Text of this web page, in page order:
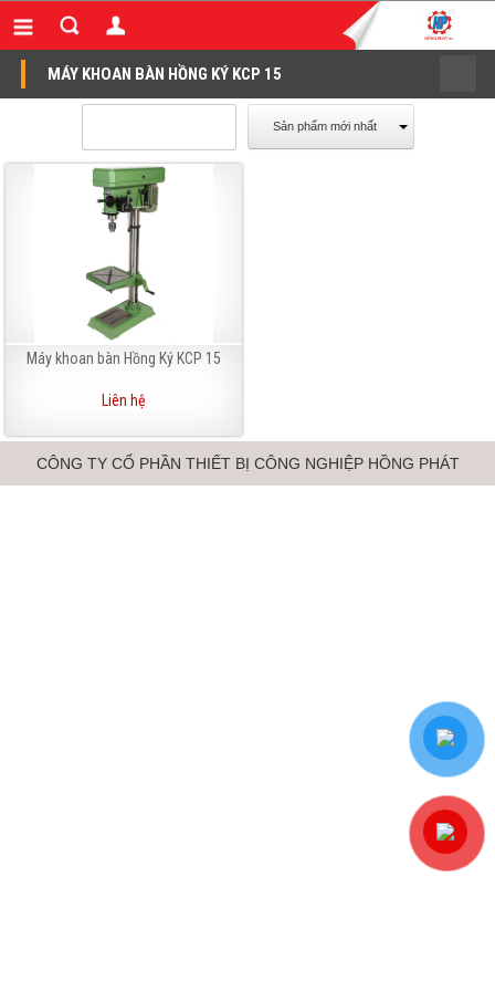
MÁY KHOAN BÀN HỒNG KÝ KCP 15
Sản phẩm mới nhất
Máy khoan bàn Hồng Ký KCP 15
Liên hệ
CÔNG TY CỔ PHẦN THIẾT BỊ CÔNG NGHIỆP HỒNG PHÁT